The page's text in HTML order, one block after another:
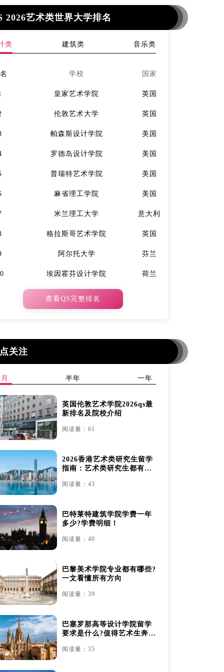
2026艺术类世界大学排名
类 建筑类 音乐类
学校 国家
皇家艺术学院 英国
伦敦艺术大学 英国
帕森斯设计学院 美国
罗德岛设计学院 美国
普瑞特艺术学院 美国
麻省理工学院 美国
米兰理工大学 意大利
格拉斯哥艺术学院 英国
阿尔托大学 芬兰
埃因霍芬设计学院 荷兰
查看QS完整排名
关注
半年 一年
英国伦敦艺术学院2026qs最
新排名及院校介绍
阅读量：61
2026香港艺术类研究生留学
指南：艺术类研究生都有哪
阅读量：43
巴特莱特建筑学院学费一年
多少?学费明细！
阅读量：40
巴黎美术学院专业都有哪些?
一文看懂所有方向
阅读量：39
巴塞罗那高等设计学院留学
要求是什么?值得艺术生奔赴
阅读量：35